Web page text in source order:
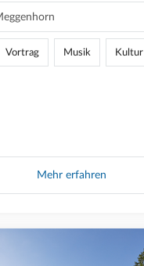
Vortrag Musik Kultur
Mehr erfahren